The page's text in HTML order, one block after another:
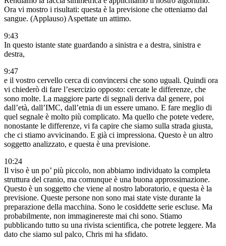
Ora vi mostro i risultati: questa è la previsione che otteniamo dal
sangue. (Applauso) Aspettate un attimo.
9:43
In questo istante state guardando a sinistra e a destra, sinistra e
destra,
9:47
e il vostro cervello cerca di convincersi che sono uguali. Quindi ora
vi chiederò di fare l’esercizio opposto: cercate le differenze, che
sono molte. La maggiore parte di segnali deriva dal genere, poi
dall’età, dall’IMC, dall’etnia di un essere umano. E fare meglio di
quel segnale è molto più complicato. Ma quello che potete vedere,
nonostante le differenze, vi fa capire che siamo sulla strada giusta,
che ci stiamo avvicinando. E già ci impressiona. Questo è un altro
soggetto analizzato, e questa è una previsione.
10:24
Il viso è un po’ più piccolo, non abbiamo individuato la completa
struttura del cranio, ma comunque è una buona approssimazione.
Questo è un soggetto che viene al nostro laboratorio, e questa è la
previsione. Queste persone non sono mai state viste durante la
preparazione della macchina. Sono le cosiddette serie escluse. Ma
probabilmente, non immaginereste mai chi sono. Stiamo
pubblicando tutto su una rivista scientifica, che potrete leggere. Ma
dato che siamo sul palco, Chris mi ha sfidato.